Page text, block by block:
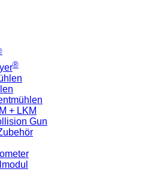
®
+ LKM
Gun